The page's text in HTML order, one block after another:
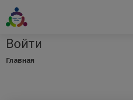
Войти
Главная